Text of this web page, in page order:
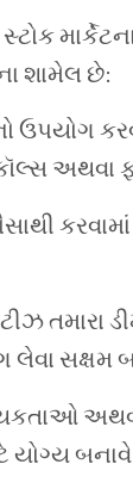
શામેલ છે:
ઉપયોગ
કૉલ્સ
પૈસાથી
તમારા
લેવા સક્ષમ
યોગ્ય